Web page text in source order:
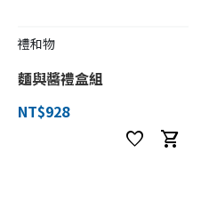
禮和物
麵與醬禮盒組
NT$928
favorite shopping_cart